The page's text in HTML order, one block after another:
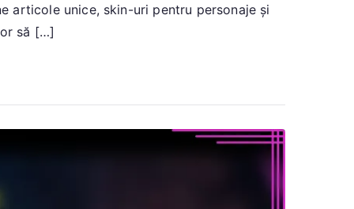
articole unice, skin-uri pentru personaje și
să […]